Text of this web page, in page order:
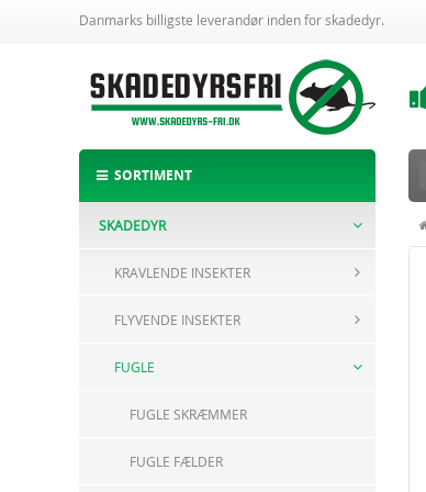
Danmarks billigste leverandør inden for skadedyr.
SORTIMENT
SKADEDYR
KRAVLENDE INSEKTER
FLYVENDE INSEKTER
FUGLE
FUGLE SKRÆMMER
FUGLE FÆLDER